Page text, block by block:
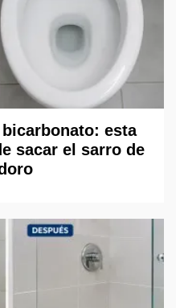
esta
sacar el sarro de